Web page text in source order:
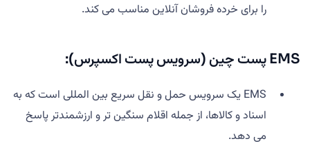
را برای خرده فروشان آنلاین مناسب می کند.
EMS پست چین (سرویس پست اکسپرس):
EMS یک سرویس حمل و نقل سریع بین المللی است که به
اسناد و کالاها، از جمله اقلام سنگین تر و ارزشمندتر پاسخ
می دهد.